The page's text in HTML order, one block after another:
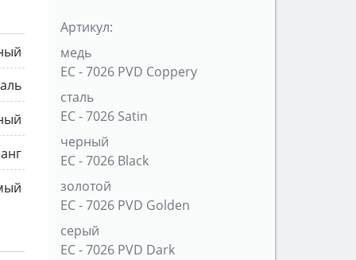
Артикул:
медь
ЕС - 7026 PVD Coppery
сталь
ЕС - 7026 Satin
черный
ЕС - 7026 Black
золотой
ЕС - 7026 PVD Golden
серый
ЕС - 7026 PVD Dark